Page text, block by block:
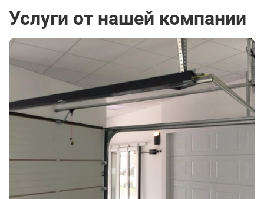
Услуги от нашей компании